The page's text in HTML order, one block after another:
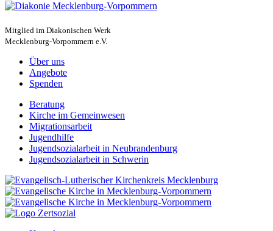
Mitglied im Diakonischen Werk
Mecklenburg-Vorpommern e.V.
Über uns
Angebote
Spenden
Beratung
Kirche im Gemeinwesen
Migra­ti­ons­arbeit
Jugend­hilfe
Jugend­so­zi­al­arbeit in Neubrandenburg
Jugend­so­zi­al­arbeit in Schwerin